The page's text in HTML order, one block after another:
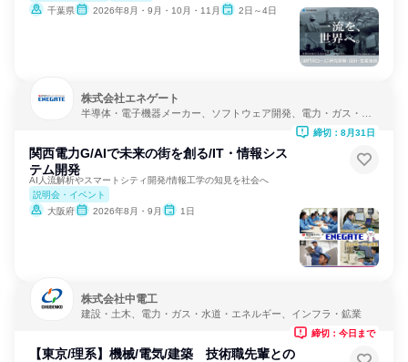
千葉県
2026年8月・9月・10月・11月 2日～4日
株式会社エネゲート
半導体・電子機器メーカー、ソフトウェア開発、電力・ガス・水
関西電力G/AIで未来の街を創る/IT・情報シス
テム開発
AI人流解析やスマートシティ開発/情報工学の知見を社会へ
説明会・イベント
大阪府
2026年8月・9月 1日
締切：8月31日
株式会社中電工
建設・土木、電力・ガス・水道・エネルギー、インフラ・鉱業
【東京/理系】機械/電気/建築 技術職先輩との
締切：今日まで